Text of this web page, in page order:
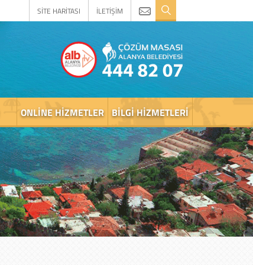
SİTE HARİTASI İLETİŞİM
ONLINE HIZMETLER BILGI HIZMETLERI